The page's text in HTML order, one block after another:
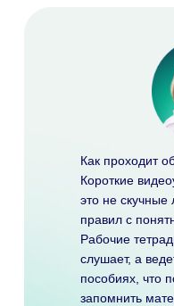
Как проходит
Короткие
это не
правил с
Рабочие
слушает, а
пособиях, что
запомнить